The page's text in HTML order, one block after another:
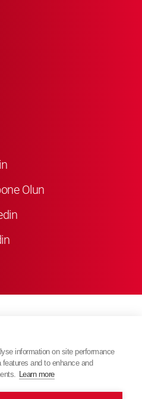
Olun
information on site performance
and to enhance and
Learn more